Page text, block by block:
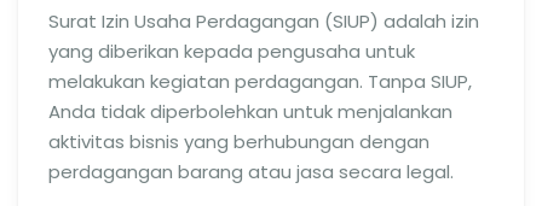
Surat Izin Usaha Perdagangan (SIUP) adalah izin
yang diberikan kepada pengusaha untuk
melakukan kegiatan perdagangan. Tanpa SIUP,
Anda tidak diperbolehkan untuk menjalankan
aktivitas bisnis yang berhubungan dengan
perdagangan barang atau jasa secara legal.